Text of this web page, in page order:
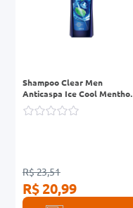
Shampoo Clear Men
Anticaspa Ice Cool Menthol
Frasco 200ml
R$ 23,51
R$ 20,99